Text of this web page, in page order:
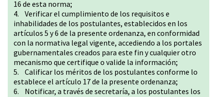
16 de esta norma;
4. Verificar el cumplimiento de los requisitos e
inhabilidades de los postulantes, establecidos en los
artículos 5 y 6 de la presente ordenanza, en conformidad
con la normativa legal vigente, accediendo a los portales
gubernamentales creados para este fin y cualquier otro
mecanismo que certifique o valide la información;
5. Calificar los méritos de los postulantes conforme lo
establece el artículo 17 de la presente ordenanza;
6. Notificar, a través de secretaría, a los postulantes los